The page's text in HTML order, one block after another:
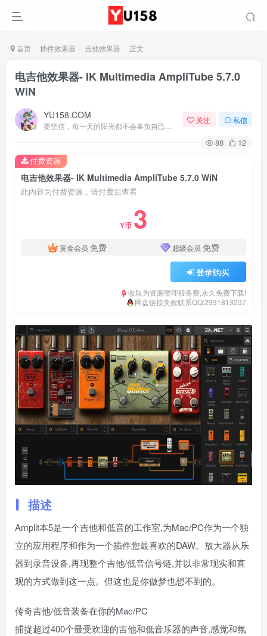
首页 插件效果器 吉他效果器 正文
电吉他效果器- IK Multimedia AmpliTube 5.7.0
WiN
YU158.COM 关注 私信
88 12
电吉他效果器- IK Multimedia AmpliTube 5.7.0 WiN
此内容为付费资源，请付费后查看
Y币 3
黄金会员 免费 超级会员 免费
登录购买
收取为资源整理服务费,永久免费下载!
网盘链接失效联系QQ:2931813237
付费资源
描述
Amplit本5是一个吉他和低音的工作室,为Mac/PC作为一个独
立的应用程序和作为一个插件您最喜欢的DAW。放大器从乐
器到录音设备,再现整个吉他/低音信号链,并以非常现实和直
观的方式做到这一点。但这也是你做梦也想不到的。
传奇吉他/低音装备在你的Mac/PC
捕捉超过400个最受欢迎的吉他和低音乐器的声音,感觉和氛